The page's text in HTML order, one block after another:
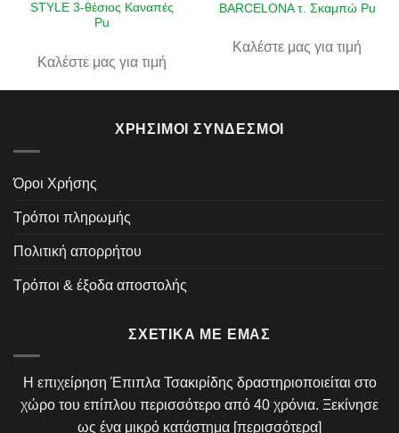
STYLE 3-θέσιος Καναπές
Pu
Καλέστε μας για τιμή
BARCELONA τ. Σκαμπώ Pu
Καλέστε μας για τιμή
ΧΡΉΣΙΜΟΙ ΣΎΝΔΕΣΜΟΙ
Όροι Χρήσης
Τρόποι πληρωμής
Πολιτική απορρήτου
Τρόποι & έξοδα αποστολής
ΣΧΕΤΙΚΆ ΜΕ ΕΜΆΣ
Η επιχείρηση Έπιπλα Τσακιρίδης δραστηριοποιείται στο
χώρο του επίπλου περισσότερο από 40 χρόνια. Ξεκίνησε
ως ένα μικρό κατάστημα [περισσότερα]